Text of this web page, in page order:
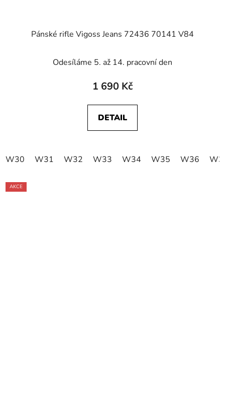
Pánské rifle Vigoss Jeans 72436 70141 V84
Odesíláme 5. až 14. pracovní den
1 690 Kč
DETAIL
W30 W31 W32 W33 W34 W35 W36
AKCE